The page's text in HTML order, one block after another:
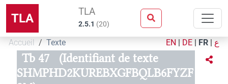
TLA TLA
2.5.1 (20)
Accueil Texte EN | DE | FR | ع
Tb 47
(Identifiant de texte
SHMPHD2KUREBXGFBQLB6FYZF